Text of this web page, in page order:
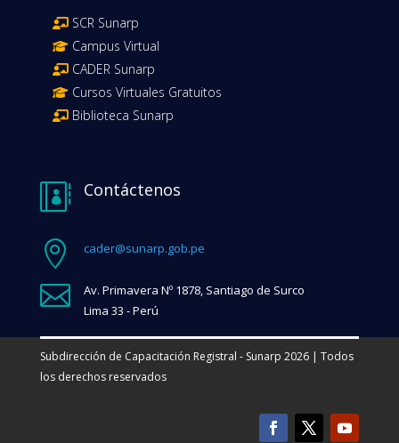
SCR Sunarp
Campus Virtual
CADER Sunarp
Cursos Virtuales Gratuitos
Biblioteca Sunarp
 Contáctenos
 cader@sunarp.gob.pe

Av. Primavera Nº 1878, Santiago de Surco
Lima 33 - Perú
Subdirección de Capacitación Registral - Sunarp 2026 | Todos
los derechos reservados